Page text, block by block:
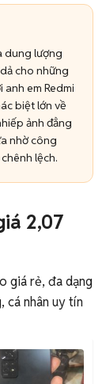
dung lượng
cho những
em Redmi
biệt lớn về
ảnh đẳng
nhờ công
lệch.
2,07
giá rẻ, đa dạng
cá nhân uy tín